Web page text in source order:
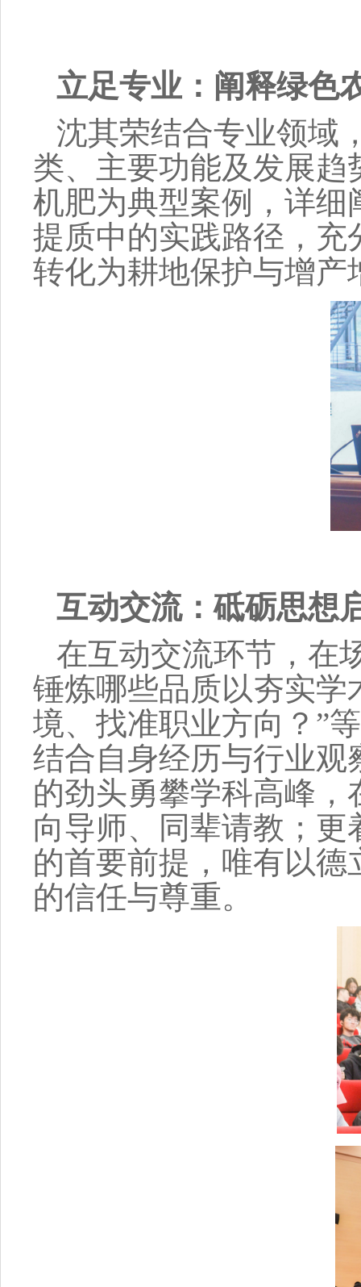
立足专业：阐释绿色
沈其荣结合专业领域
类、主要功能及发展
机肥为典型案例，详
提质中的实践路径，充
转化为耕地保护与增
互动交流：砥砺思想
在互动交流环节，在
锤炼哪些品质以夯实学
境、 找准职业方向 ？”
结合自身经历与行业
的劲头勇攀学科高峰
向导师、同辈请教；
的首要前提，唯有以
的信任与尊重。